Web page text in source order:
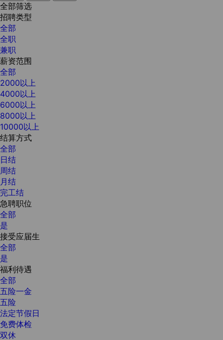
全部筛选
招聘类型
全部
全职
兼职
薪资范围
全部
2000以上
4000以上
6000以上
8000以上
10000以上
结算方式
全部
日结
周结
月结
完工结
急聘职位
全部
是
接受应届生
全部
是
福利待遇
全部
五险一金
五险
法定节假日
免费体检
双休